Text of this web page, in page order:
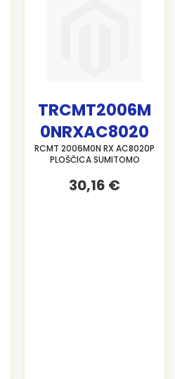
TRCMT2006M
0NRXAC8020
RCMT 2006M0N RX AC8020P
PLOŠČICA SUMITOMO
30,16 €